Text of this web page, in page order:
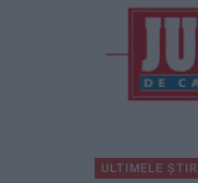
ULTIMELE ȘTIRI